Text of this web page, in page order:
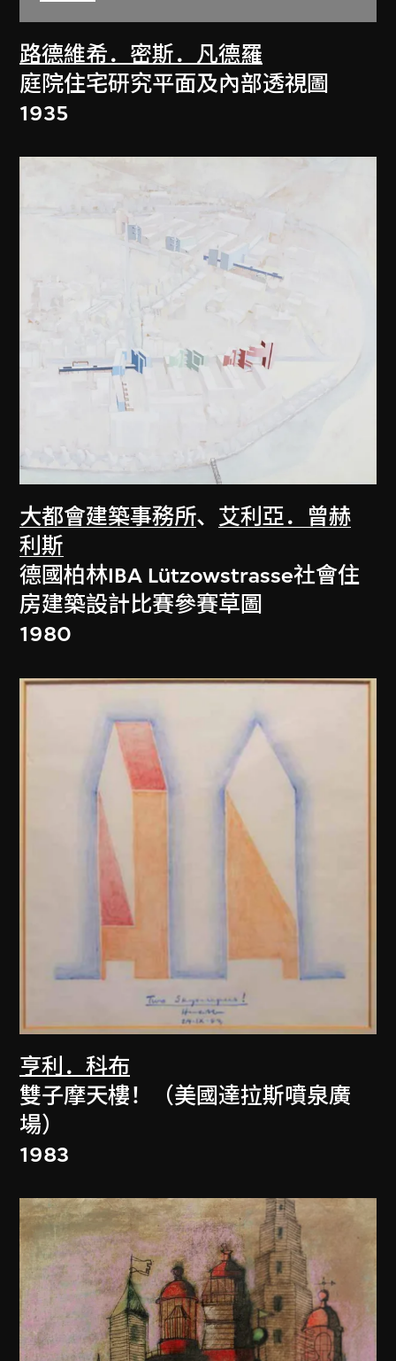
路德維希．密斯．凡德羅
庭院住宅研究平面及內部透視圖
1935
大都會建築事務所、 艾利亞．曾赫
利斯
德國柏林IBA Lützowstrasse社會住
房建築設計比賽參賽草圖
1980
亨利．科布
雙子摩天樓！（美國達拉斯噴泉廣
場）
1983